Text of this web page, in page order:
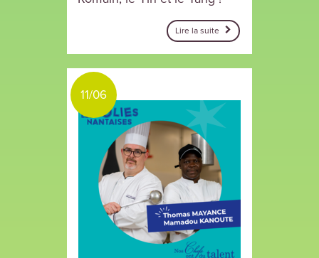
Lire la suite
11/06